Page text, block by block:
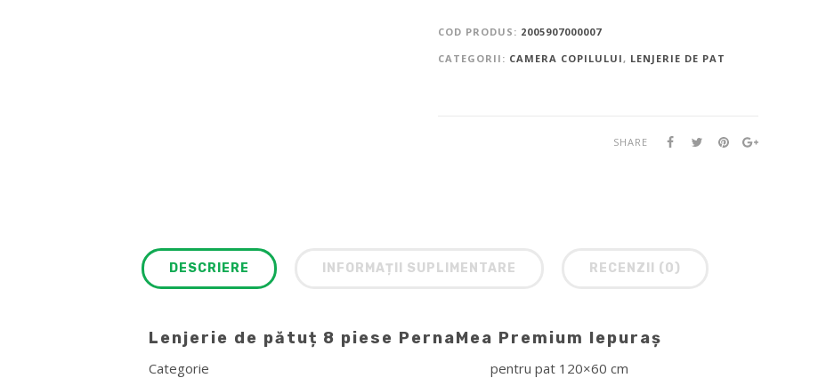
COD PRODUS: 2005907000007
CATEGORII: CAMERA COPILULUI , LENJERIE DE PAT
SHARE
DESCRIERE INFORMAȚII SUPLIMENTARE RECENZII (0)
Lenjerie de pătuț 8 piese PernaMea Premium Iepuraș
Categorie pentru pat 120×60 cm